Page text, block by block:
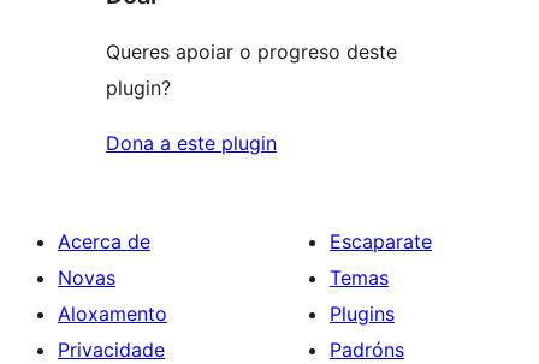
Queres apoiar o progreso deste
plugin?
Dona a este plugin
Acerca de
Novas
Aloxamento
Privacidade
Escaparate
Temas
Plugins
Padróns